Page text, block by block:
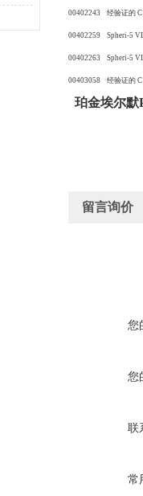
00402243 经验证的
00402259 Spheri-5
00402263 Spheri-5
00403058 经验证的
珀金埃尔默
留言询价
您
您
联
常